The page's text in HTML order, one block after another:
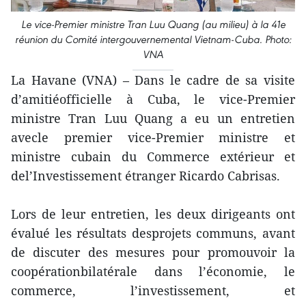
Le vice-Premier ministre Tran Luu Quang (au milieu) à la 41e
réunion du Comité intergouvernemental Vietnam-Cuba. Photo:
VNA
La Havane (VNA) – Dans le cadre de sa visite
d’amitiéofficielle à Cuba, le vice-Premier
ministre Tran Luu Quang a eu un entretien
avecle premier vice-Premier ministre et
ministre cubain du Commerce extérieur et
del’Investissement étranger Ricardo Cabrisas.
Lors de leur entretien, les deux dirigeants ont
évalué les résultats desprojets communs, avant
de discuter des mesures pour promouvoir la
coopérationbilatérale dans l’économie, le
commerce, l’investissement, et